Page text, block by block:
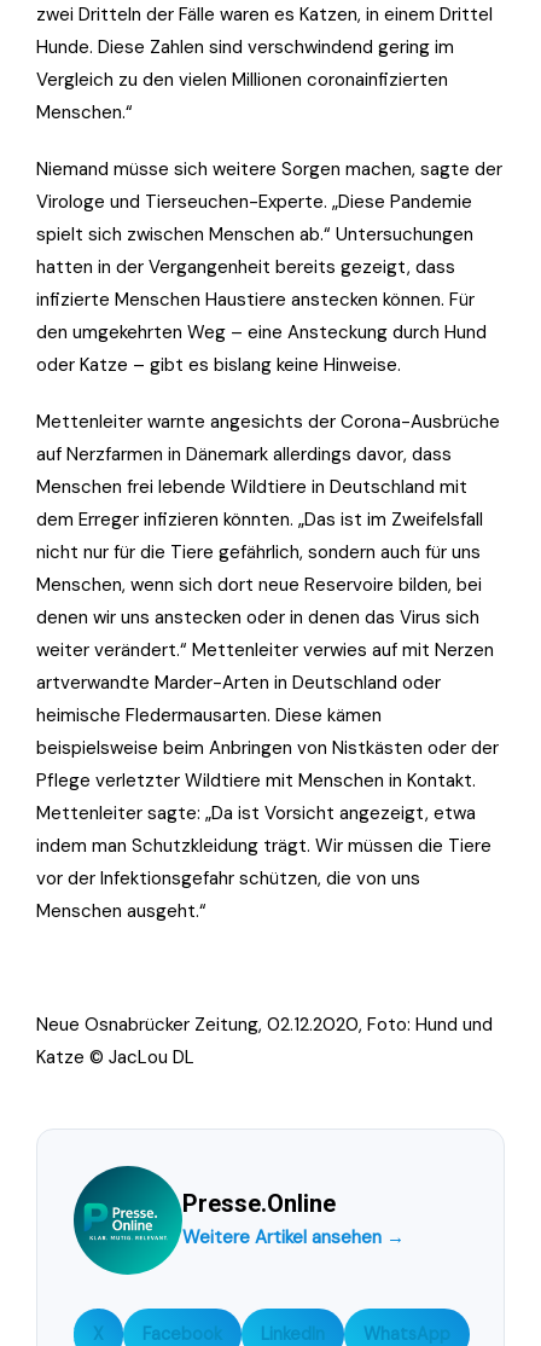
zwei Dritteln der Fälle waren es Katzen, in einem Drittel
Hunde. Diese Zahlen sind verschwindend gering im
Vergleich zu den vielen Millionen coronainfizierten
Menschen.“
Niemand müsse sich weitere Sorgen machen, sagte der
Virologe und Tierseuchen-Experte. „Diese Pandemie
spielt sich zwischen Menschen ab.“ Untersuchungen
hatten in der Vergangenheit bereits gezeigt, dass
infizierte Menschen Haustiere anstecken können. Für
den umgekehrten Weg – eine Ansteckung durch Hund
oder Katze – gibt es bislang keine Hinweise.
Mettenleiter warnte angesichts der Corona-Ausbrüche
auf Nerzfarmen in Dänemark allerdings davor, dass
Menschen frei lebende Wildtiere in Deutschland mit
dem Erreger infizieren könnten. „Das ist im Zweifelsfall
nicht nur für die Tiere gefährlich, sondern auch für uns
Menschen, wenn sich dort neue Reservoire bilden, bei
denen wir uns anstecken oder in denen das Virus sich
weiter verändert.“ Mettenleiter verwies auf mit Nerzen
artverwandte Marder-Arten in Deutschland oder
heimische Fledermausarten. Diese kämen
beispielsweise beim Anbringen von Nistkästen oder der
Pflege verletzter Wildtiere mit Menschen in Kontakt.
Mettenleiter sagte: „Da ist Vorsicht angezeigt, etwa
indem man Schutzkleidung trägt. Wir müssen die Tiere
vor der Infektionsgefahr schützen, die von uns
Menschen ausgeht.“
Neue Osnabrücker Zeitung, 02.12.2020, Foto: Hund und
Katze © JacLou DL
Presse.Online
Weitere Artikel ansehen →
X Facebook LinkedIn WhatsApp